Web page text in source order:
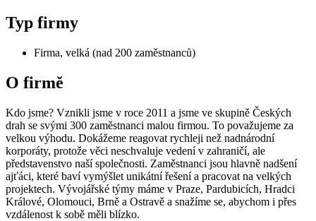
Typ firmy
Firma, velká (nad 200 zaměstnanců)
O firmě
Kdo jsme? Vznikli jsme v roce 2011 a jsme ve skupině Českých
drah se svými 300 zaměstnanci malou firmou. To považujeme za
velkou výhodu. Dokážeme reagovat rychleji než nadnárodní
korporáty, protože věci neschvaluje vedení v zahraničí, ale
představenstvo naší společnosti. Zaměstnanci jsou hlavně nadšení
ajťáci, které baví vymýšlet unikátní řešení a pracovat na velkých
projektech. Vývojářské týmy máme v Praze, Pardubicích, Hradci
Králové, Olomouci, Brně a Ostravě a snažíme se, abychom i přes
vzdálenost k sobě měli blízko.